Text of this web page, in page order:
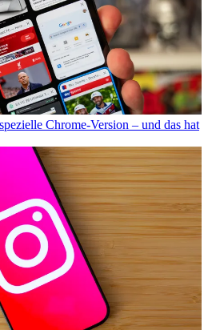
Chrome-Version – und das hat